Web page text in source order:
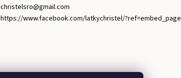
christelsro@gmail.com
https://www.facebook.com/latkychristel/?ref=embed_page